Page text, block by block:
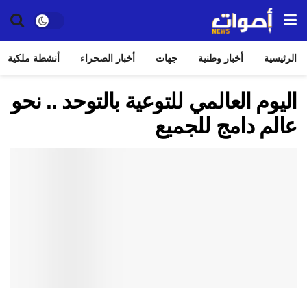
الرئيسية أخبار وطنية جهات أخبار الصحراء أنشطة ملكية
اليوم العالمي للتوعية بالتوحد .. نحو
عالم دامج للجميع